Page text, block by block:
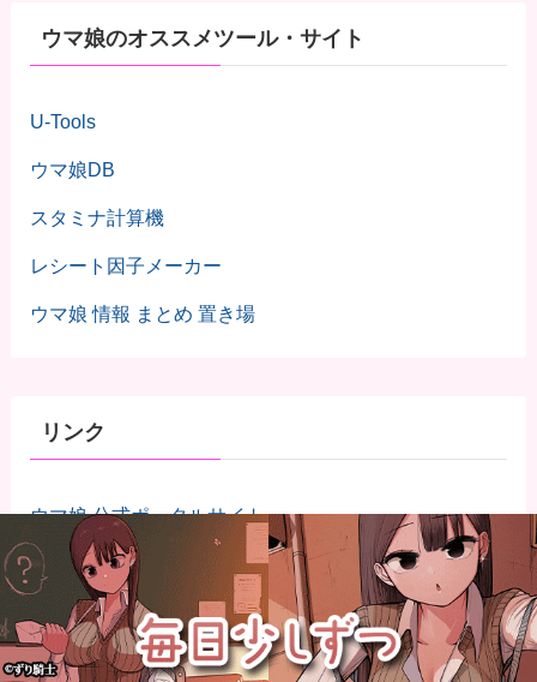
ウマ娘のオススメツール・サイト
U-Tools
ウマ娘DB
スタミナ計算機
レシート因子メーカー
ウマ娘 情報 まとめ 置き場
リンク
ウマ娘 公式ポータルサイト
うまろぐTwitter
まとめくすアンテナ
UMAアンテナ